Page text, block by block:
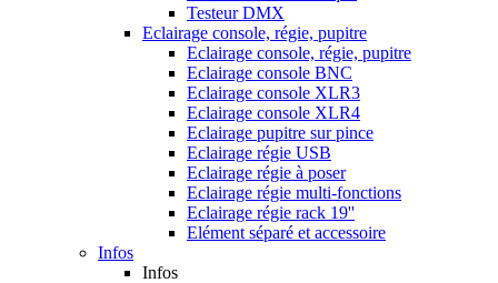
Testeur DMX
Eclairage console, régie, pupitre
Eclairage console, régie, pupitre
Eclairage console BNC
Eclairage console XLR3
Eclairage console XLR4
Eclairage pupitre sur pince
Eclairage régie USB
Eclairage régie à poser
Eclairage régie multi-fonctions
Eclairage régie rack 19''
Elément séparé et accessoire
Infos
Infos